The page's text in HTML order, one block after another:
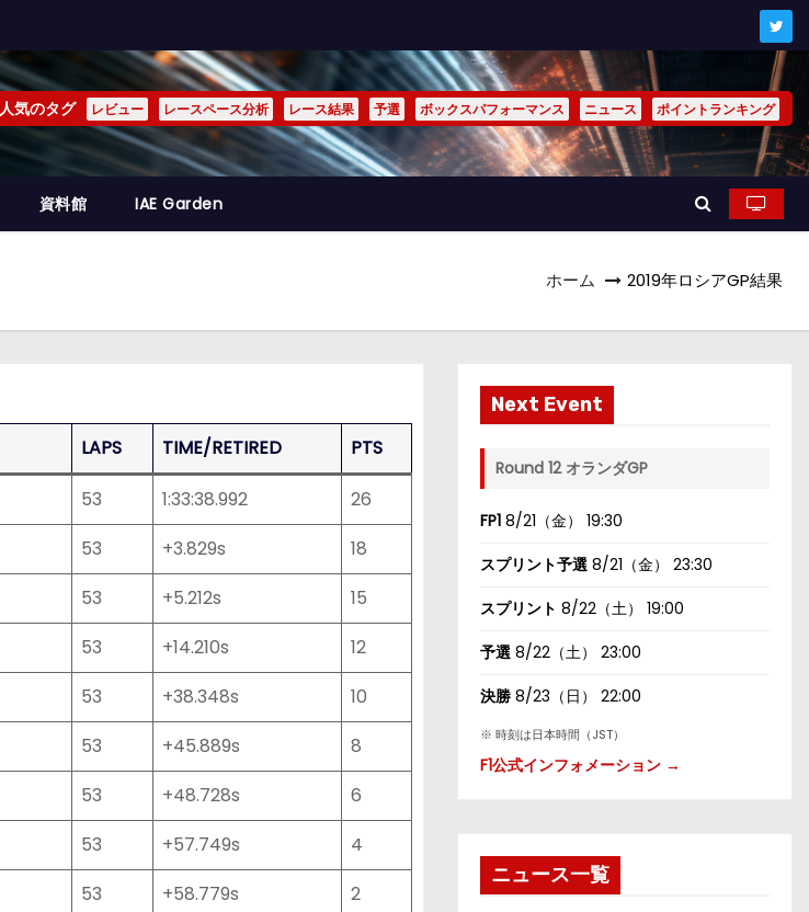
人気のタグ レビュー レースペース分析 レース結果 予選 ボックスパフォーマンス ニュース ポイントランキング
資料館 IAE Garden
ホーム 2019年ロシアGP結果
LAPS TIME/RETIRED PTS
53 1:33:38.992
26
53 +3.829s
18
53 +5.212s
15
53 +14.210s
12
53 +38.348s
10
53 +45.889s
8
53 +48.728s
6
53 +57.749s
4
53 +58.779s
2
Next Event
Round 12 オランダGP
FP1 8/21（金） 19:30
スプリント予選 8/21（金） 23:30
スプリント 8/22（土） 19:00
予選 8/22（土） 23:00
決勝 8/23（日） 22:00
※ 時刻は日本時間（JST）
F1公式インフォメーション →
ニュース一覧